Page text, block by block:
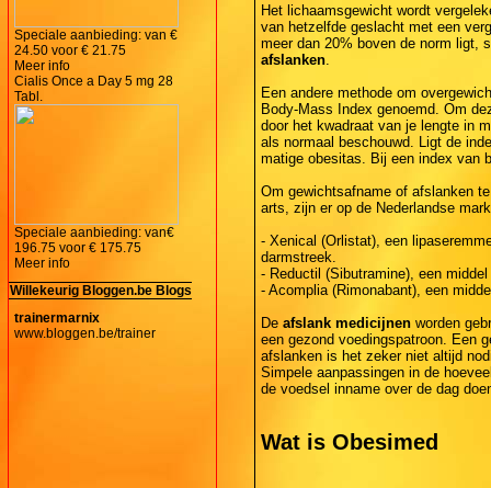
Speciale aanbieding: van €
24.50 voor € 21.75
Meer info
Cialis Once a Day 5 mg 28
Tabl.
Speciale aanbieding: van€
196.75 voor € 175.75
Meer info
Willekeurig Bloggen.be Blogs
trainermarnix
www.bloggen.be/trainer
Het lichaamsgewicht wordt
van hetzelfde geslacht met een
meer dan 20% boven de norm ligt,
afslanken.
Een andere methode om
Body-Mass Index genoemd. Om
door het kwadraat van je lengte in
als normaal beschouwd. Ligt de
matige obesitas. Bij een index van
Om gewichtsafname of afslanken
arts, zijn er op de Nederlandse
- Xenical (Orlistat), een
darmstreek.
- Reductil (Sibutramine), een
- Acomplia (Rimonabant), een
De afslank medicijnenworden
een gezond voedingspatroon. Een
afslanken is het zeker niet altijd
Simpele aanpassingen in de
de voedsel inname over de dag
Wat is Obesimed